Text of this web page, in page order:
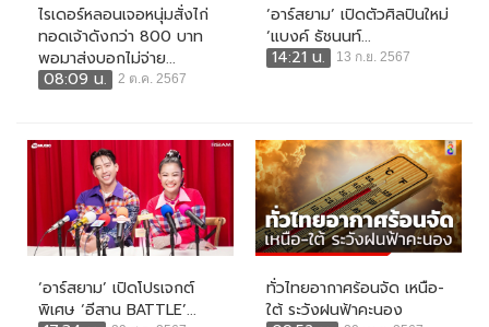
ไรเดอร์หลอนเจอหนุ่มสั่งไก่
ทอดเจ้าดังกว่า 800 บาท
พอมาส่งบอกไม่จ่าย...
08:09 น.
2 ต.ค. 2567
‘อาร์สยาม’ เปิดตัวศิลปินใหม่
‘แบงค์ ธัชนนท์...
14:21 น.
13 ก.ย. 2567
‘อาร์สยาม’ เปิดโปรเจกต์
พิเศษ ‘อีสาน BATTLE’...
ทั่วไทยอากาศร้อนจัด เหนือ-
ใต้ ระวังฝนฟ้าคะนอง